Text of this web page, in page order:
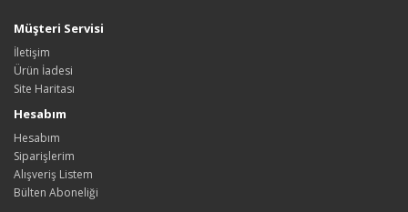
Müşteri Servisi
İletişim
Ürün İadesi
Site Haritası
Hesabım
Hesabım
Siparişlerim
Alışveriş Listem
Bülten Aboneliği